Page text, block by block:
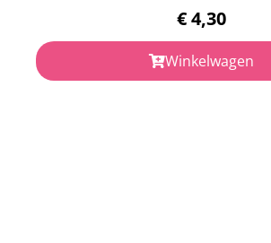
€4,30
Winkelwagen